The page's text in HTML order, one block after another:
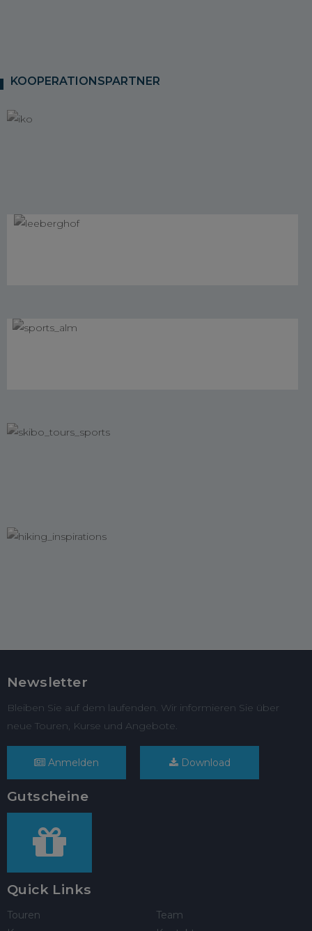
KOOPERATIONSPARTNER
Newsletter
Bleiben Sie auf dem laufenden. Wir informieren Sie über
neue Touren, Kurse und Angebote.
Anmelden Download
Gutscheine
Quick Links
Touren
Team